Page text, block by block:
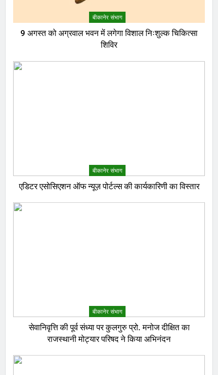
बीकानेर संभाग
9 अगस्त को अग्रवाल भवन में लगेगा विशाल निःशुल्क चिकित्सा
शिविर
बीकानेर संभाग
एडिटर एसोसिएशन ऑफ न्यूज़ पोर्टल्स की कार्यकारिणी का विस्तार
बीकानेर संभाग
सेवानिवृत्ति की पूर्व संध्या पर कुलगुरु प्रो. मनोज दीक्षित का
राजस्थानी मोट्यार परिषद ने किया अभिनंदन